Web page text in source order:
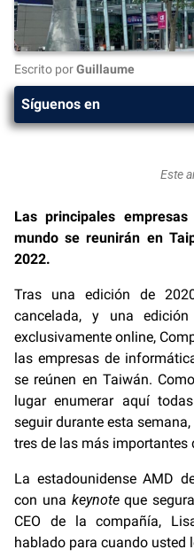
Escrito porGuillaume
Síguenos en
Este
Las principales
mundo se reunirán en
2022.
Tras una edición de
cancelada, y una
exclusivamente online,
las empresas de
se reúnen en Taiwán.
lugar enumerar aquí
seguir durante esta
tres de las más importantes
La estadounidense AMD
con una keynoteque
CEO de la compañía,
hablado para cuando usted